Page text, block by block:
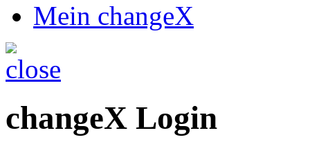
Mein changeX
changeX Login